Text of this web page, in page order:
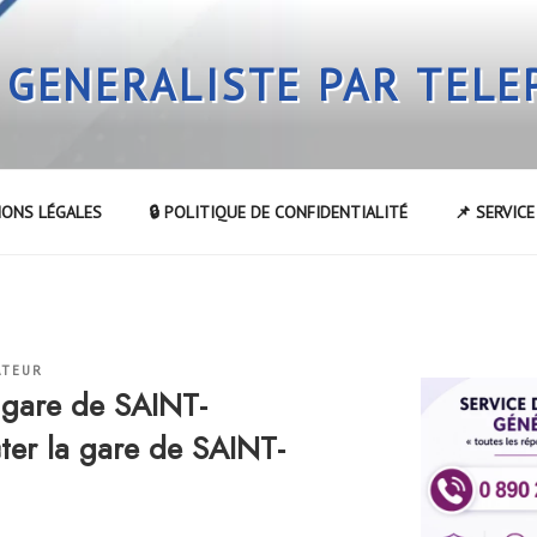
PAR
LÉGALES 🔒 POLITIQUE DE CONFIDENTIALITÉ 📌
de SAINT-
la gare de SAINT-